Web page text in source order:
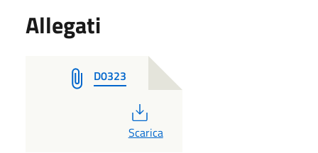
Allegati
D0323
PDF
Scarica